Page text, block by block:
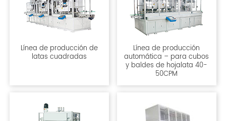
Línea de producción de
latas cuadradas
Línea de producción
automática – para cubos
y baldes de hojalata 40-
50CPM